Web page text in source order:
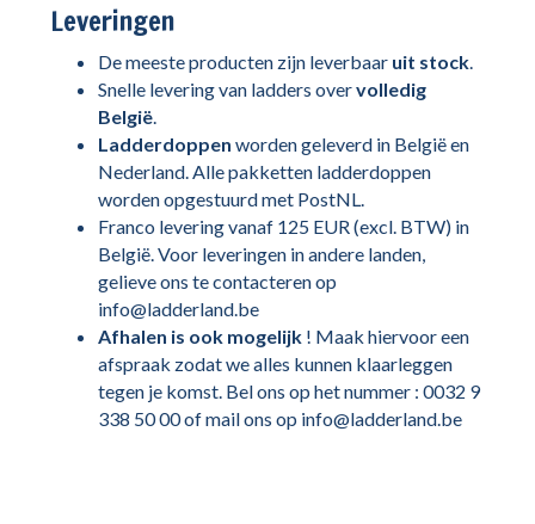
Leveringen
De meeste producten zijn leverbaar uit stock.
Snelle levering van ladders overvolledig
België.
Ladderdoppen worden geleverd in België en
Nederland. Alle pakketten ladderdoppen
worden opgestuurd met PostNL.
Franco levering vanaf 125 EUR (excl. BTW) in
België. Voor leveringen in andere landen,
gelieve ons te contacteren op
info@ladderland.be
Afhalen is ook mogelijk! Maak hiervoor een
afspraak zodat we alles kunnen klaarleggen
tegen je komst. Bel ons op het nummer : 0032 9
338 50 00 of mail ons op info@ladderland.be